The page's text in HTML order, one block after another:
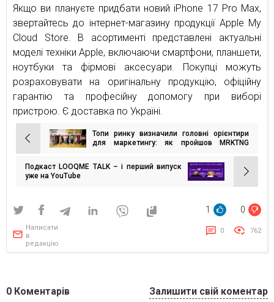
Якщо ви плануєте придбати новий iPhone 17 Pro Max,
звертайтесь до інтернет-магазину продукції Apple My
Cloud Store. В асортименті представлені актуальні
моделі техніки Apple, включаючи смартфони, планшети,
ноутбуки та фірмові аксесуари. Покупці можуть
розраховувати на оригінальну продукцію, офіційну
гарантію та професійну допомогу при виборі
пристрою. Є доставка по Україні.
Навігація
записів
Топи ринку визначили головні орієнтири
для маркетингу: як пройшов MRKTNG
Подкаст LOOQME TALK – і перший випуск
уже на YouTube
1 0
Написати
в
редакцію
0 762
0 Коментарів Залишити свій коментар